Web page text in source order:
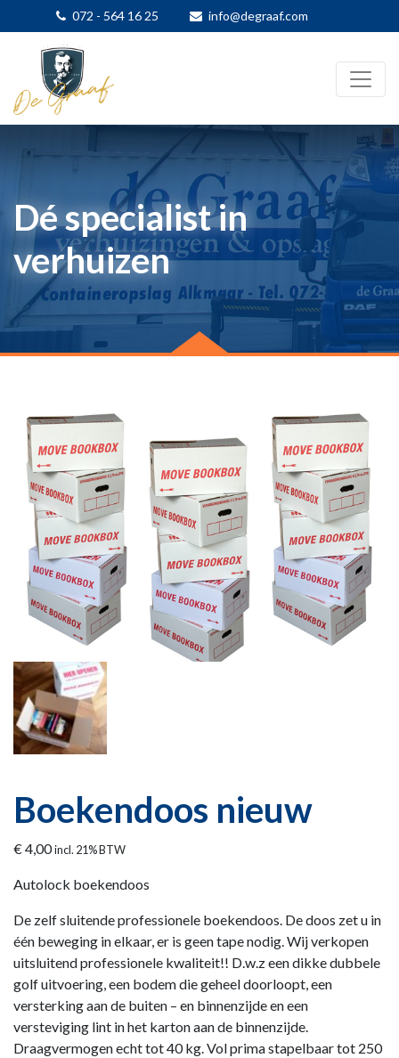
072 - 564 16 25 info@degraaf.com
Dé specialist in
verhuizen
Boekendoos nieuw
€4,00incl. 21% BTW
Autolock boekendoos
De zelf sluitende professionele boekendoos. De doos zet u in
één beweging in elkaar, er is geen tape nodig. Wij verkopen
uitsluitend professionele kwaliteit!! D.w.z een dikke dubbele
golf uitvoering, een bodem die geheel doorloopt, een
versterking aan de buiten – en binnenzijde en een
versteviging lint in het karton aan de binnenzijde.
Draagvermogen echt tot 40 kg. Vol prima stapelbaar tot 250